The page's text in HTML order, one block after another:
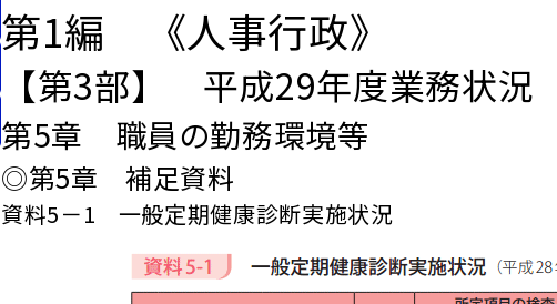
第1編 《人事行政》
【第3部】 平成29年度業務状況
第5章 職員の勤務環境等
◎第5章 補足資料
資料5－1 一般定期健康診断実施状況